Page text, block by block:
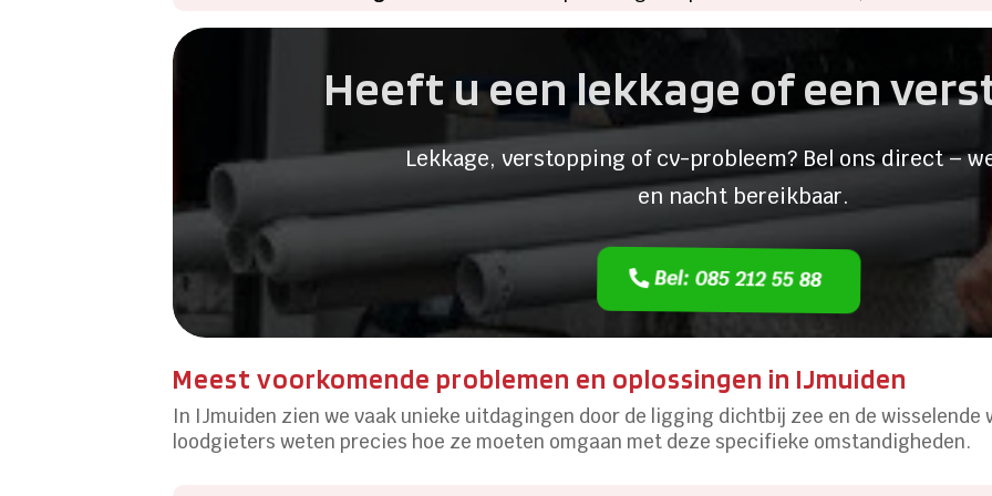
Heeft u een lekkage of een
Lekkage, verstopping of cv-probleem? Bel ons direct –
en nacht bereikbaar.
Bel: 085 212 55 88
Meest voorkomende problemen en oplossingen in IJmuiden
In IJmuiden zien we vaak unieke uitdagingen door de ligging dichtbij zee en de wisselende
loodgieters weten precies hoe ze moeten omgaan met deze specifieke omstandigheden.